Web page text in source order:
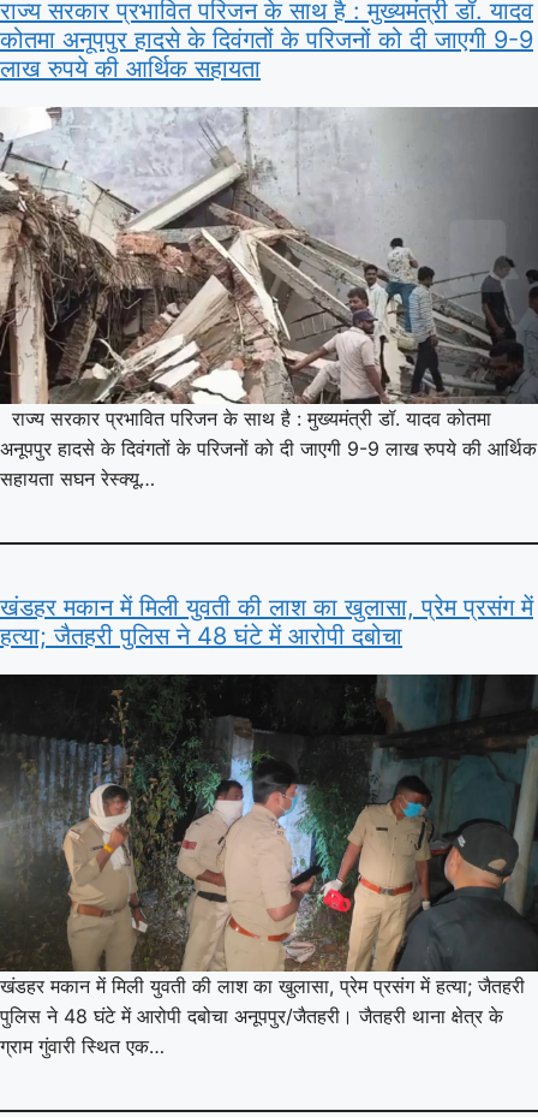
राज्य सरकार प्रभावित परिजन के साथ है : मुख्यमंत्री डॉ. यादव
कोतमा अनूपपुर हादसे के दिवंगतों के परिजनों को दी जाएगी 9-9
लाख रुपये की आर्थिक सहायता
राज्य सरकार प्रभावित परिजन के साथ है : मुख्यमंत्री डॉ. यादव कोतमा
अनूपपुर हादसे के दिवंगतों के परिजनों को दी जाएगी 9-9 लाख रुपये की आर्थिक
सहायता सघन रेस्क्यू…
खंडहर मकान में मिली युवती की लाश का खुलासा, प्रेम प्रसंग में
हत्या; जैतहरी पुलिस ने 48 घंटे में आरोपी दबोचा
खंडहर मकान में मिली युवती की लाश का खुलासा, प्रेम प्रसंग में हत्या; जैतहरी
पुलिस ने 48 घंटे में आरोपी दबोचा अनूपपुर/जैतहरी। जैतहरी थाना क्षेत्र के
ग्राम गुंवारी स्थित एक…